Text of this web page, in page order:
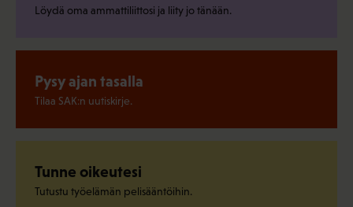
Löydä oma ammattiliittosi ja liity jo tänään.
Pysy ajan tasalla
Tilaa SAK:n uutiskirje.
Tunne oikeutesi
Tutustu työelämän pelisääntöihin.